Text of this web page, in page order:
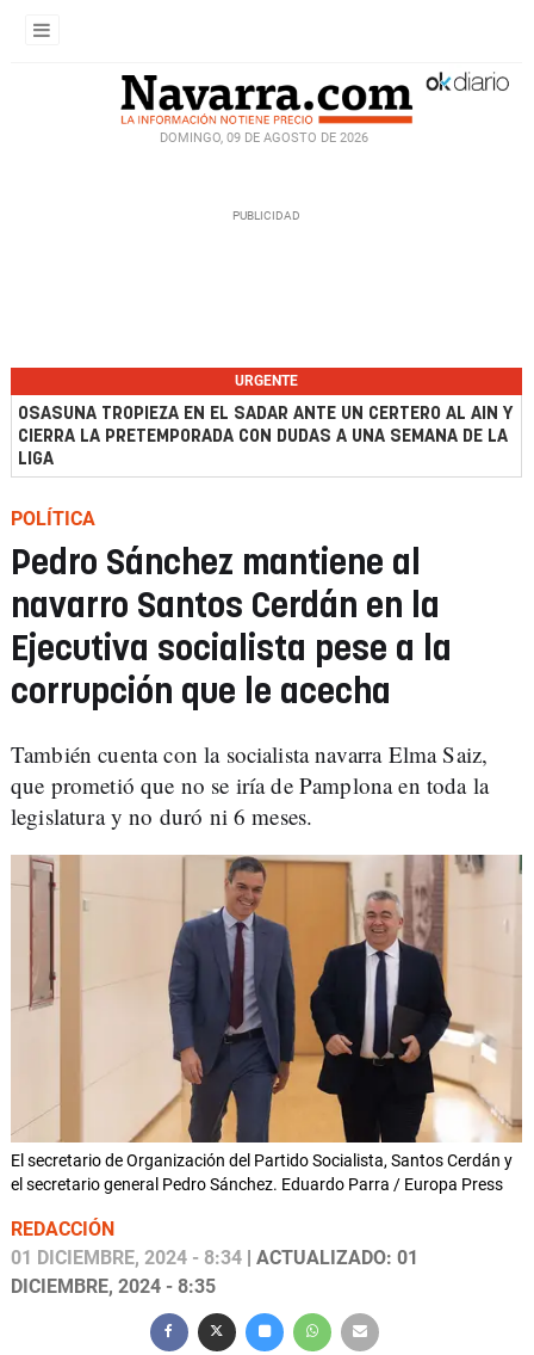
DOMINGO, 09 DE AGOSTO DE 2026
URGENTE
OSASUNA TROPIEZA EN EL SADAR ANTE UN CERTERO AL AIN Y
CIERRA LA PRETEMPORADA CON DUDAS A UNA SEMANA DE LA
LIGA
POLÍTICA
Pedro Sánchez mantiene al
navarro Santos Cerdán en la
Ejecutiva socialista pese a la
corrupción que le acecha
También cuenta con la socialista navarra Elma Saiz,
que prometió que no se iría de Pamplona en toda la
legislatura y no duró ni 6 meses.
El secretario de Organización del Partido Socialista, Santos Cerdán y
el secretario general Pedro Sánchez. Eduardo Parra / Europa Press
REDACCIÓN
01 DICIEMBRE, 2024 - 8:34 | ACTUALIZADO: 01
DICIEMBRE, 2024 - 8:35